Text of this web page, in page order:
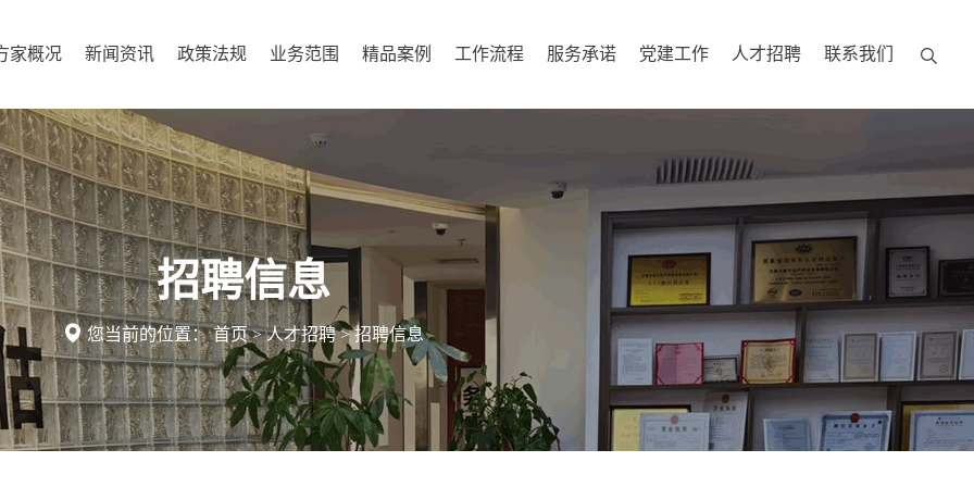
家概况 新闻资讯 政策法规 业务范围 精品案例 工作流程 服务承诺 党建工作 人才招聘 联系我们
招聘信息
您当前的位置：首页>人才招聘>招聘信息